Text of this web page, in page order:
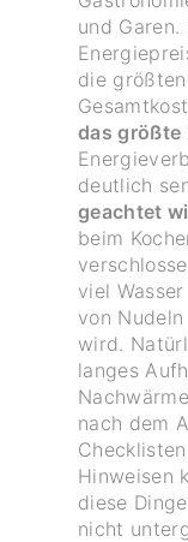
und Garen.
die
das größte
deutlich
geachtet
beim
viel
von
wird.
langes
nach dem
Hinweisen
diese
nicht